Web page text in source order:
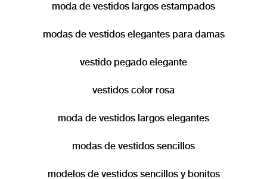
moda de vestidos largos estampados
modas de vestidos elegantes para damas
vestido pegado elegante
vestidos color rosa
moda de vestidos largos elegantes
modas de vestidos sencillos
modelos de vestidos sencillos y bonitos